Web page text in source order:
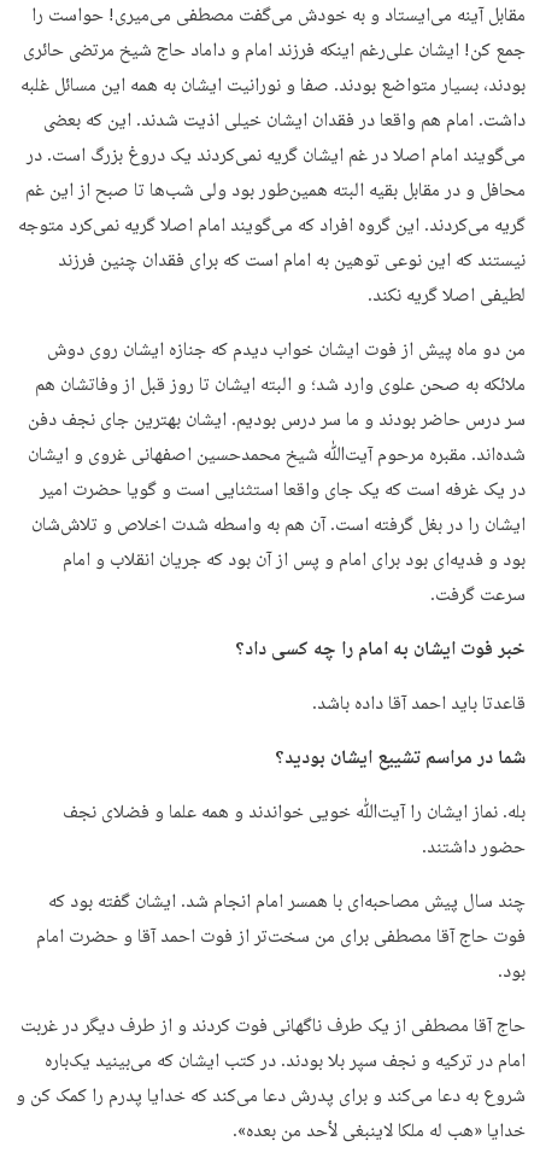
مقابل آینه می‌ایستاد و به خودش می‌گفت مصطفی می‌میری! حواست را
جمع کن! ایشان علی‌رغم اینکه فرزند امام و داماد حاج شیخ مرتضی حائری
بودند، بسیار متواضع بودند. صفا و نورانیت ایشان به همه این مسائل غلبه
داشت. امام هم واقعا در فقدان ایشان خیلی اذیت شدند. این که بعضی
می‌گویند امام اصلا در غم ایشان گریه نمی‌کردند یک دروغ بزرگ است. در
محافل و در مقابل بقیه البته همین‌طور بود ولی شب‌ها تا صبح از این غم
گریه می‌کردند. این گروه افراد که می‌گویند امام اصلا گریه نمی‌کرد متوجه
نیستند که این نوعی توهین به امام است که برای فقدان چنین فرزند
لطیفی اصلا گریه نکند.
من دو ماه پیش از فوت ایشان خواب دیدم که جنازه ایشان روی دوش
ملائکه به صحن علوی وارد شد؛ و البته ایشان تا روز قبل از وفاتشان هم
سر درس حاضر بودند و ما سر درس بودیم. ایشان بهترین جای نجف دفن
شده‌اند. مقبره مرحوم آیت‌ﷲ شیخ محمدحسین اصفهانی غروی و ایشان
در یک غرفه است که یک جای واقعا استثنایی است و گویا حضرت امیر
ایشان را در بغل گرفته است. آن هم به واسطه شدت اخلاص و تلاش‌شان
بود و فدیه‌ای بود برای امام و پس از آن بود که جریان انقلاب و امام
سرعت گرفت.
خبر فوت ایشان به امام را چه کسی داد؟
قاعدتا باید احمد آقا داده باشد.
شما در مراسم تشییع ایشان بودید؟
بله. نماز ایشان را آیت‌ﷲ خویی خواندند و همه علما و فضلای نجف
حضور داشتند.
چند سال پیش مصاحبه‌ای با همسر امام انجام شد. ایشان گفته بود که
فوت حاج آقا مصطفی برای من سخت‌تر از فوت احمد آقا و حضرت امام
بود.
حاج آقا مصطفی از یک طرف ناگهانی فوت کردند و از طرف دیگر در غربت
امام در ترکیه و نجف سپر بلا بودند. در کتب ایشان که می‌بینید یک‌باره
شروع به دعا می‌کند و برای پدرش دعا می‌کند که خدایا پدرم را کمک کن و
خدایا «هب له ملکا لاینبغی لأحد من بعده».